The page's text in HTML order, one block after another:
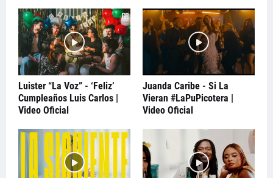
Luister “La Voz” - ‘Feliz’
Cumpleaños Luis Carlos |
Video Oficial
Juanda Caribe - Si La
Vieran #LaPuPicotera |
Video Oficial